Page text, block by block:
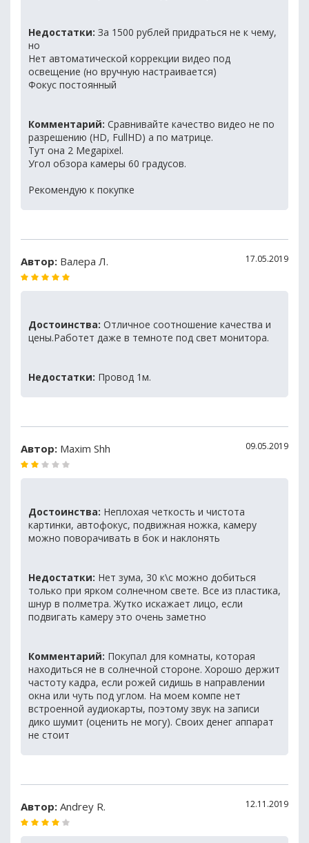
Недостатки: За 1500 рублей придраться не к чему,
но
Нет автоматической коррекции видео под
освещение (но вручную настраивается)
Фокус постоянный
Комментарий: Сравнивайте качество видео не по
разрешению (HD, FullHD) а по матрице.
Тут она 2 Megapixel.
Угол обзора камеры 60 градусов.
Рекомендую к покупке
Автор: Валера Л. 17.05.2019
Достоинства: Отличное соотношение качества и
цены.Работет даже в темноте под свет монитора.
Недостатки: Провод 1м.
Автор: Maxim Shh 09.05.2019
Достоинства: Неплохая четкость и чистота
картинки, автофокус, подвижная ножка, камеру
можно поворачивать в бок и наклонять
Недостатки: Нет зума, 30 к\с можно добиться
только при ярком солнечном свете. Все из пластика,
шнур в полметра. Жутко искажает лицо, если
подвигать камеру это очень заметно
Комментарий: Покупал для комнаты, которая
находиться не в солнечной стороне. Хорошо держит
частоту кадра, если рожей сидишь в направлении
окна или чуть под углом. На моем компе нет
встроенной аудиокарты, поэтому звук на записи
дико шумит (оценить не могу). Своих денег аппарат
не стоит
Автор: Andrey R. 12.11.2019